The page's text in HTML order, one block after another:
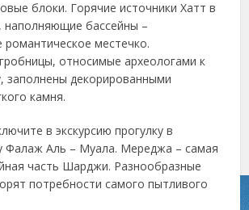
блоки. Горячие источники Хатт в
наполняющие бассейны –
романтическое местечко.
относимые археологами к
заполнены декорированными
камня.
в экскурсию прогулку в
Фалаж Аль – Муала. Мереджа – самая
часть Шарджи. Разнообразные
потребности самого пытливого